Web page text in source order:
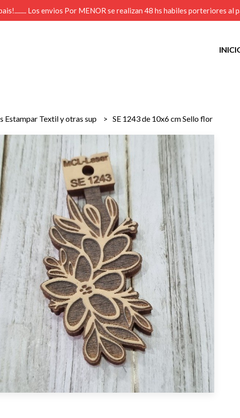
Los envios Por MENOR se realizan 48 hs habiles porteriores
Estampar Textil y otras sup SE 1243 de 10x6 cm Sello flor